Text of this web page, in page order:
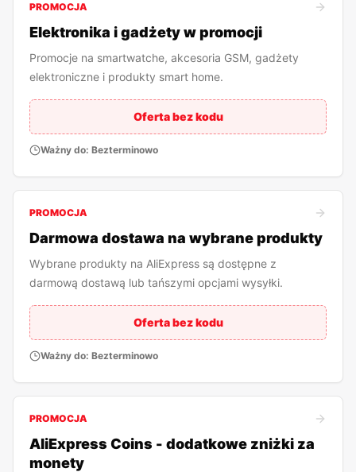
PROMOCJA
Elektronika i gadżety w promocji
Promocje na smartwatche, akcesoria GSM, gadżety
elektroniczne i produkty smart home.
Oferta bez kodu
Ważny do: Bezterminowo
PROMOCJA
Darmowa dostawa na wybrane produkty
Wybrane produkty na AliExpress są dostępne z
darmową dostawą lub tańszymi opcjami wysyłki.
Oferta bez kodu
Ważny do: Bezterminowo
PROMOCJA
AliExpress Coins - dodatkowe zniżki za
monety